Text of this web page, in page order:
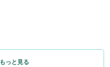
っと見る